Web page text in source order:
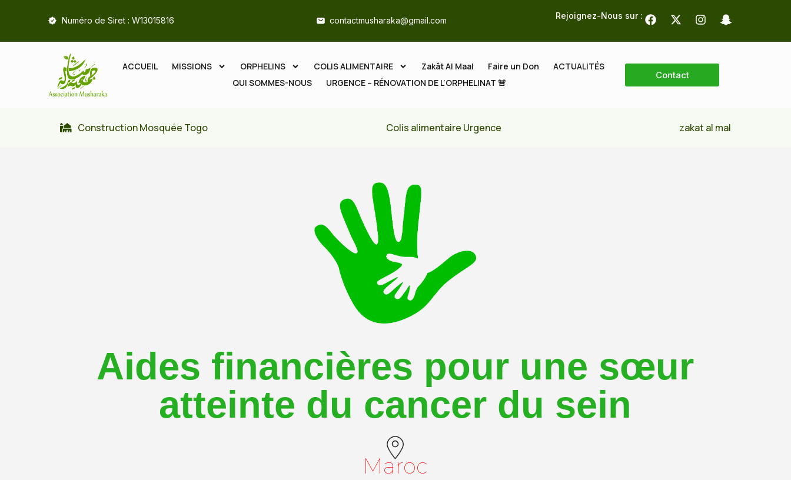
Numéro de Siret : W13015816 contactmusharaka@gmail.com Rejoignez-Nous sur :
ACCUEIL MISSIONS ORPHELINS COLIS ALIMENTAIRE Zakât Al Maal Faire un Don
ACTUALITÉS
QUI SOMMES-NOUS
URGENCE – RÉNOVATION DE L’ORPHELINAT 🚨
Contact
Construction Mosquée Togo Colis alimentaire Urgence zakat al mal
Aides financières pour une sœur
atteinte du cancer du sein
Maroc